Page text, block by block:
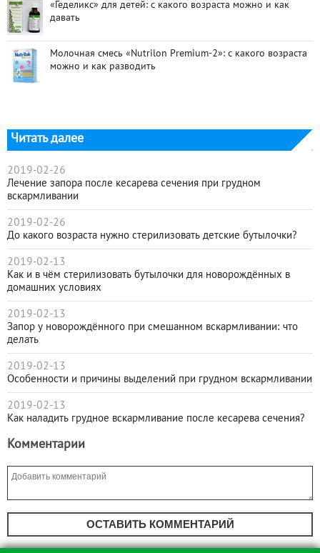
«Геделикс» для детей: с какого возраста можно и как
давать
Молочная смесь «Nutrilon Premium-2»: с какого возраста
можно и как разводить
Читать далее
2019-02-26
Лечение запора после кесарева сечения при грудном
вскармливании
2019-02-26
До какого возраста нужно стерилизовать детские бутылочки?
2019-02-13
Как и в чём стерилизовать бутылочки для новорождённых в
домашних условиях
2019-02-13
Запор у новорождённого при смешанном вскармливании: что
делать
2019-02-13
Особенности и причины выделений при грудном вскармливании
2019-02-13
Как наладить грудное вскармливание после кесарева сечения?
Комментарии
ОСТАВИТЬ КОММЕНТАРИЙ